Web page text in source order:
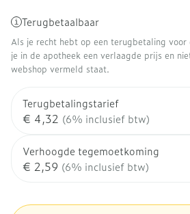
Terugbetaalbaar
Als je recht hebt op een terugbetaling
je in de apotheek een verlaagde prijs en
webshop vermeld staat.
Terugbetalingstarief
€ 4,32 (6% inclusief btw)
Verhoogde tegemoetkoming
€ 2,59 (6% inclusief btw)